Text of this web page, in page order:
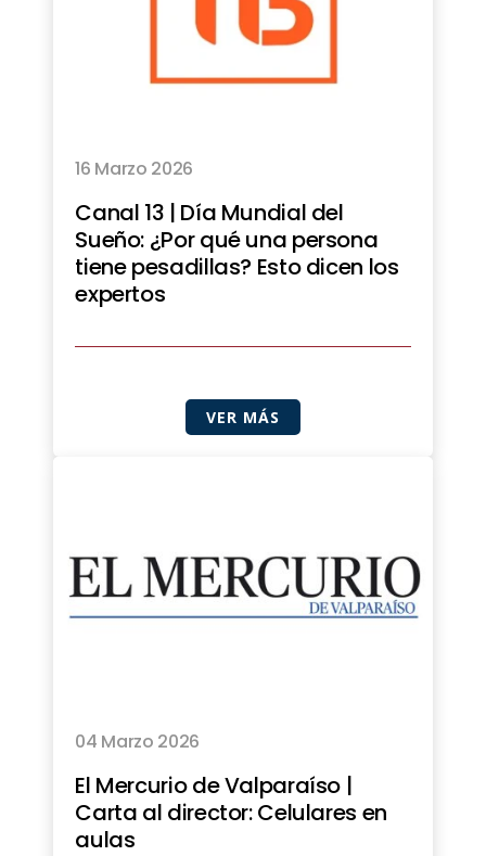
16 Marzo 2026
Canal 13 | Día Mundial del
Sueño: ¿Por qué una persona
tiene pesadillas? Esto dicen los
expertos
VER MÁS
04 Marzo 2026
El Mercurio de Valparaíso |
Carta al director: Celulares en
aulas